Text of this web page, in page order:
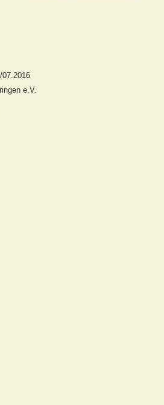
e.V.
Tüthoon